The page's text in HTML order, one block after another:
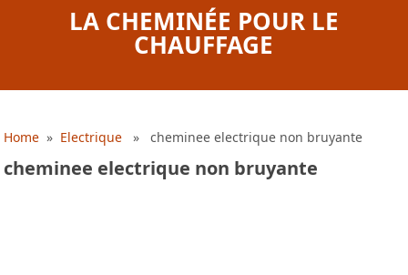
LA CHEMINÉE POUR LE
CHAUFFAGE
Home » Electrique » cheminee electrique non bruyante
cheminee electrique non bruyante